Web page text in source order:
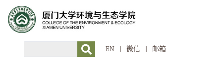
EN 微信 邮箱